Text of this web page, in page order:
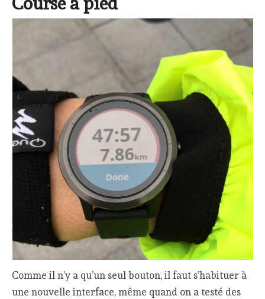
Comme il n’y a qu’un seul bouton, il faut s’habituer à
une nouvelle interface, même quand on a testé des